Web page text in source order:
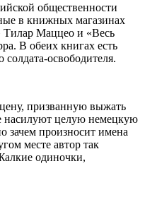
общественности
в книжных магазинах
Маццео и «Весь
В обеих книгах есть
солдата-освободителя.
призванную выжать
насилуют целую немецкую
зачем произносит имена
месте автор так
одиночки,